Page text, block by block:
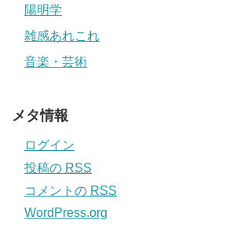
陽明学
雑感あれこれ
音楽・芸術
メタ情報
ログイン
投稿の RSS
コメントの RSS
WordPress.org